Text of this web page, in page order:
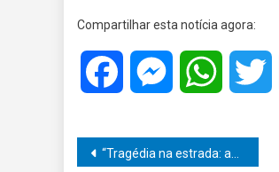
Compartilhar esta notícia agora:
Facebook MessengerWhatsApp
Navegação
“Tragédia na estrada: adolescente perde a vida ao voltar de sua festa de formatura com o pai, e luto toma conta da cidade”